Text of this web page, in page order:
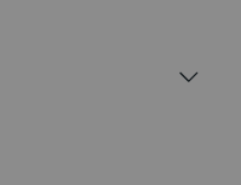
och varför vi följer
men kan med